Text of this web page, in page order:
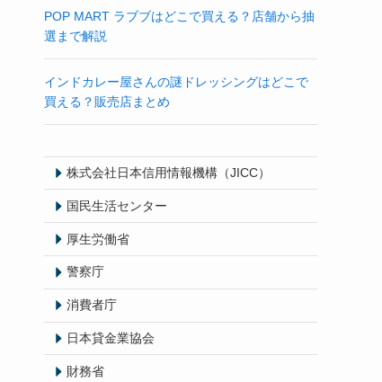
POP MART ラブブはどこで買える？店舗から抽
選まで解説
インドカレー屋さんの謎ドレッシングはどこで
買える？販売店まとめ
株式会社日本信用情報機構（JICC）
国民生活センター
厚生労働省
警察庁
消費者庁
日本貸金業協会
財務省